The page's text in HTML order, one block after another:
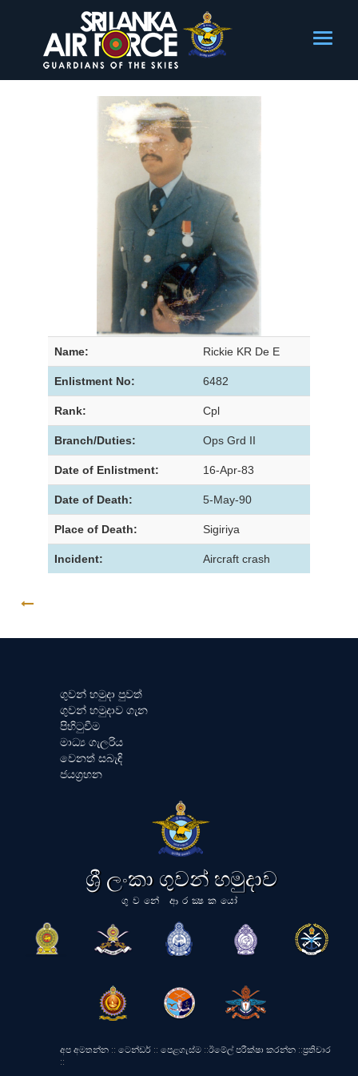
Name: Rickie KR De E
Enlistment No: 6482
Rank: Cpl
Branch/Duties: Ops Grd II
Date of Enlistment: 16-Apr-83
Date of Death: 5-May-90
Place of Death: Sigiriya
Incident: Aircraft crash
ගුවන් හමුදා පුවත්
ගුවන් හමුදාව ගැන
පිහිටුවීම
මාධ්‍ය ගැලරිය
වෙනත් සබැඳි
ජයග්‍රහන
ශ්‍රී ලංකා ගුවන් හමුදාව
ගුවනේ ආරක්‍ෂකයෝ
අප අමතන්න :: ටෙන්ඩර් :: පෙළගැස්ම ::ඊමේල් පරීක්ෂා කරන්න ::ප්‍රතිචාර
::